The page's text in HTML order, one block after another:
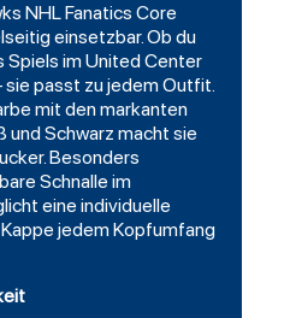
NHL Fanatics Core
einsetzbar. Ob du
Spiels im United Center
sie passt zu jedem Outfit.
mit den markanten
und Schwarz macht sie
Besonders
Schnalle im
eine individuelle
jedem Kopfumfang